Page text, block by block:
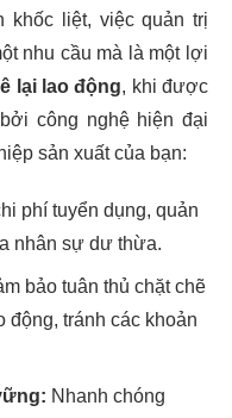
khốc liệt, việc quản trị
nhu cầu mà là một lợi
lại lao động, khi được
công nghệ hiện đại
sản xuất của bạn:
phí tuyển dụng, quản
nhân sự dư thừa.
bảo tuân thủ chặt chẽ
động, tránh các khoản
Nhanh chóng